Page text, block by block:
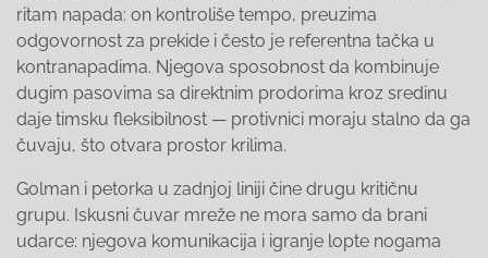
ritam napada: on kontroliše tempo, preuzima
odgovornost za prekide i često je referentna tačka u
kontranapadima. Njegova sposobnost da kombinuje
dugim pasovima sa direktnim prodorima kroz sredinu
daje timsku fleksibilnost — protivnici moraju stalno da ga
čuvaju, što otvara prostor krilima.
Golman i petorka u zadnjoj liniji čine drugu kritičnu
grupu. Iskusni čuvar mreže ne mora samo da brani
udarce: njegova komunikacija i igranje lopte nogama